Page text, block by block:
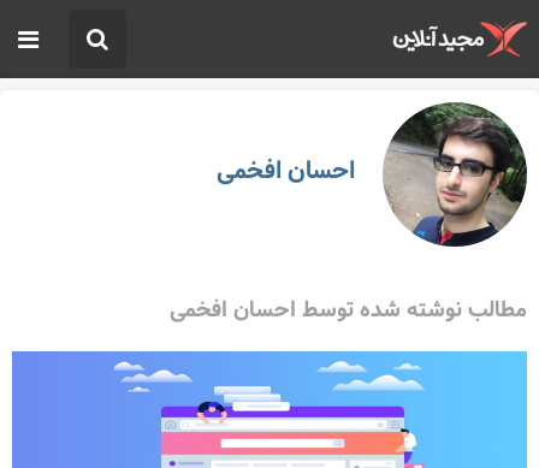
احسان افخمی
مطالب نوشته شده توسط احسان افخمی